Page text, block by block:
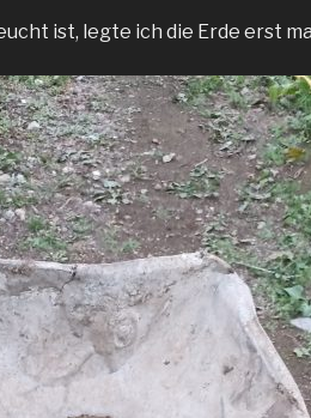
ist, legte ich die Erde erst